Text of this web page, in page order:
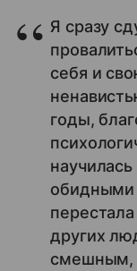
Я сразу
себя и
годы,
обидными
других
смешным,